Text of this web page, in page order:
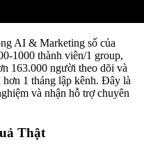
AI & Marketing số của
1000 thành viên/1 group,
163.000 người theo dõi và
1 tháng lập kênh. Đây là
và nhận hỗ trợ chuyên
Thật